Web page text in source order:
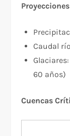
Caudal
60 años)
Cuencas